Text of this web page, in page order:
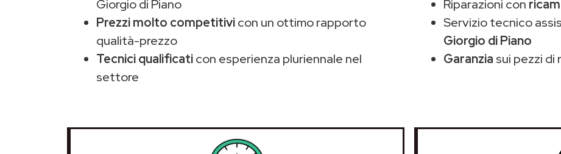
Giorgio di Piano
Prezzi molto competitivicon un ottimo rapporto
qualità-prezzo
Tecnici qualificaticon esperienza pluriennale nel
settore
Riparazioni con
Servizio tecnico
Giorgio di Piano
Garanzia sui pezzi di